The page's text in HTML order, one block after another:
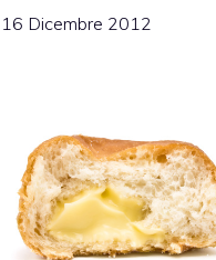
16 Dicembre 2012